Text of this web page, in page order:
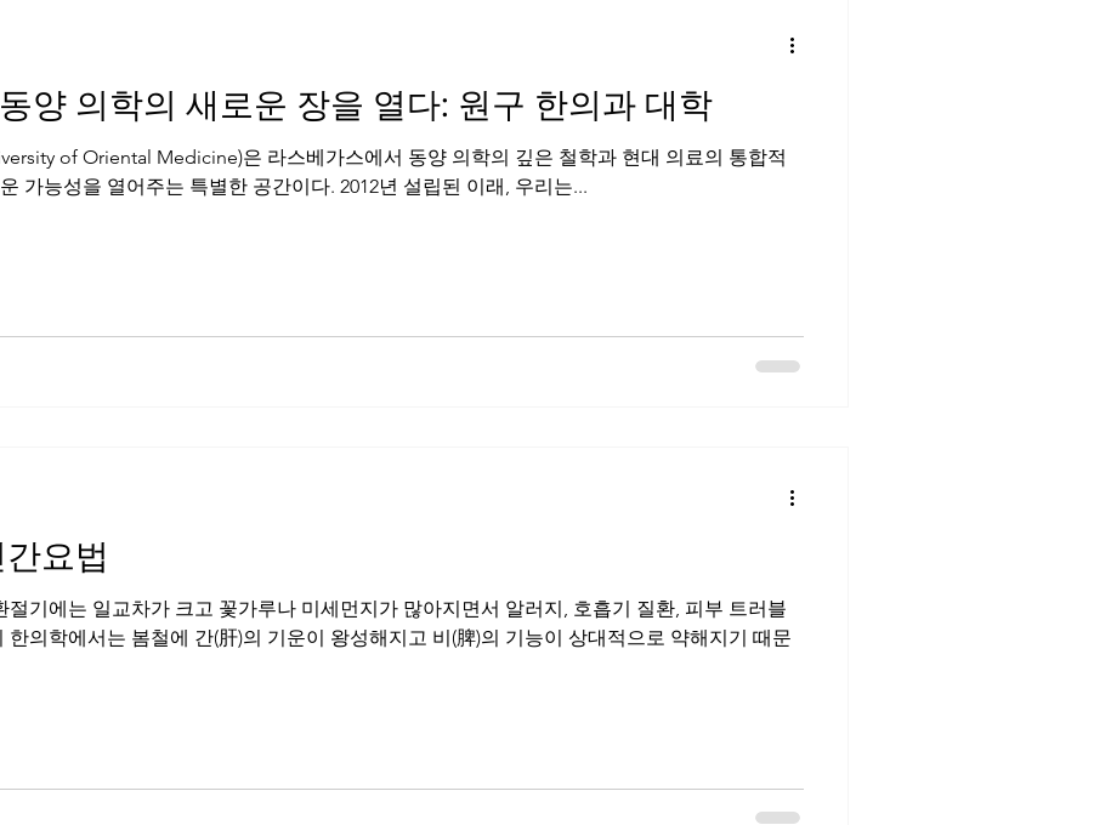
양 의학의 새로운 장을 열다: 원구 한의과 대학
of Oriental Medicine)은 라스베가스에서 동양 의학의 깊은 철학과 현대 의료의 통합적
가능성을 열어주는 특별한 공간이다. 2012년 설립된 이래, 우리는...
요법
절기에는 일교차가 크고 꽃가루나 미세먼지가 많아지면서 알러지, 호흡기 질환, 피부 트러블
의학에서는 봄철에 간(肝)의 기운이 왕성해지고 비(脾)의 기능이 상대적으로 약해지기 때문